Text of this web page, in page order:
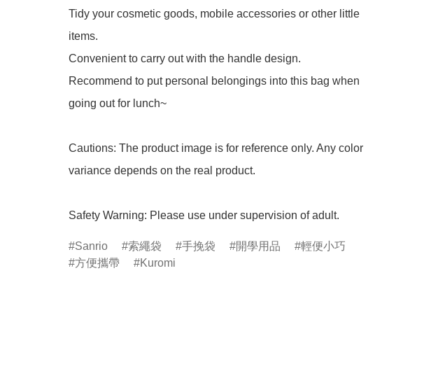
Tidy your cosmetic goods, mobile accessories or other little
items.
Convenient to carry out with the handle design.
Recommend to put personal belongings into this bag when
going out for lunch~
Cautions: The product image is for reference only. Any color
variance depends on the real product.
Safety Warning: Please use under supervision of adult.
Sanrio 索繩袋 手挽袋 開學用品
輕便小巧
方便攜帶
Kuromi